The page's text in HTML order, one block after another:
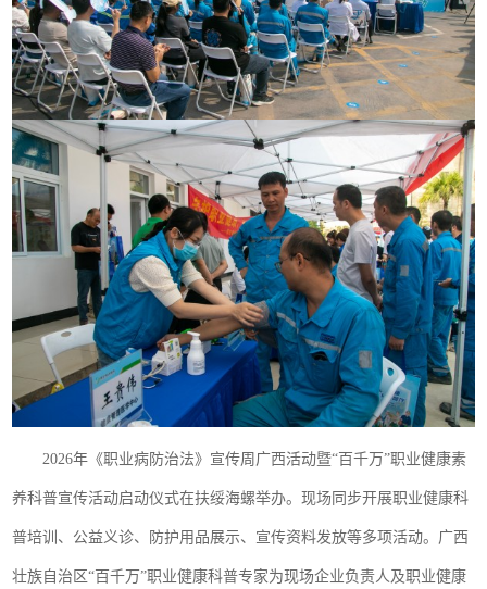
2026年《职业病防治法》宣传周广西活动暨“百千万”职业健康素
养科普宣传活动启动仪式在扶绥海螺举办。现场同步开展职业健康科
普培训、公益义诊、防护用品展示、宣传资料发放等多项活动。广西
壮族自治区“百千万”职业健康科普专家为现场企业负责人及职业健康